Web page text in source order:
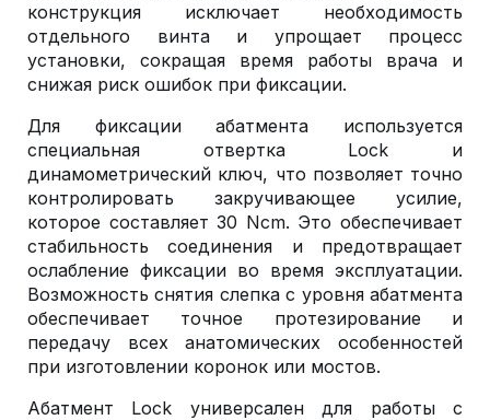
конструкция исключает необходимость
отдельного винта и упрощает процесс
установки, сокращая время работы врача и
снижая риск ошибок при фиксации.
Для фиксации абатмента используется
специальная отвертка Lock и
динамометрический ключ, что позволяет точно
контролировать закручивающее усилие,
которое составляет 30 Ncm. Это обеспечивает
стабильность соединения и предотвращает
ослабление фиксации во время эксплуатации.
Возможность снятия слепка с уровня абатмента
обеспечивает точное протезирование и
передачу всех анатомических особенностей
при изготовлении коронок или мостов.
Абатмент Lock универсален для работы с